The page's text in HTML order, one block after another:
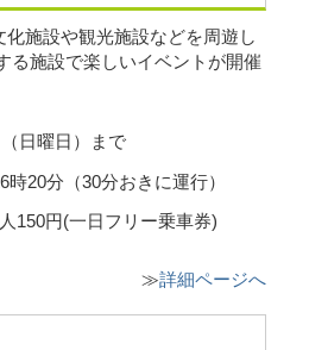
施設や観光施設などを周遊し
る施設で楽しいイベントが開催
（日曜日）まで
時20分（30分おきに運行）
150円(一日フリー乗車券)
≫詳細ページへ